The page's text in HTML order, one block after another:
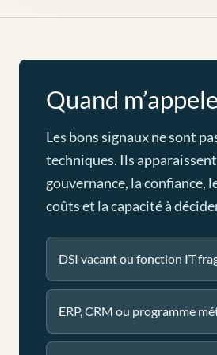
Quand
Les bons signaux ne sont
techniques. Ils
gouvernance, la confiance,
coûts et la capacité à
DSI vacant ou fonction IT
ERP, CRM ou programme